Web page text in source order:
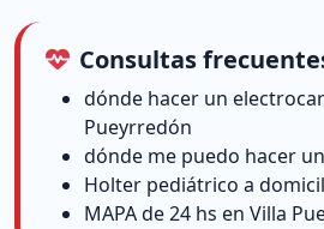
Consultas
dónde hacer un
Pueyrredón
dónde me puedo hacer
Holter pediátrico a
MAPA de 24 hs en Villa